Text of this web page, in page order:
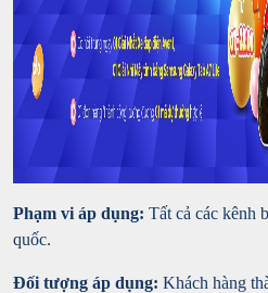
Phạm vi áp dụng: Tất cả các kênh
quốc.
Đối tượng áp dụng: Khách hàng